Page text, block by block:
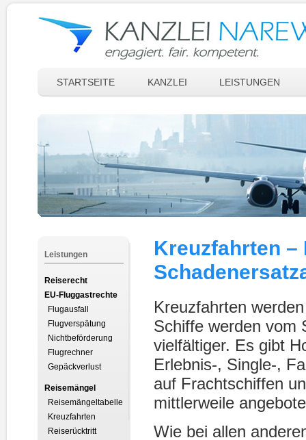
STARTSEITE KANZLEI LEISTUNGEN
Kreuzfahrten
Kreuzfahrten
Schiffe werden vom
vielfältiger. Es gibt
Erlebnis-, Single-,
auf Frachtschiffen
mittlerweile
Wie bei allen
Leistungen
Reiserecht
EU-Fluggastrechte
Flugausfall
Flugverspätung
Nichtbeförderung
Flugrechner
Gepäckverlust
Reisemängel
Reisemängeltabelle
Kreuzfahrten
Reiserücktritt